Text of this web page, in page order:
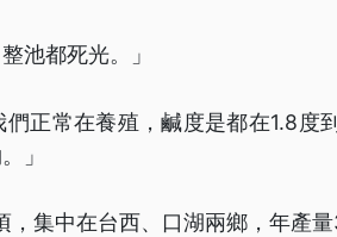
池都死光。」
正常在養殖，鹹度是都在1.8度
」
集中在台西、口湖兩鄉，年產